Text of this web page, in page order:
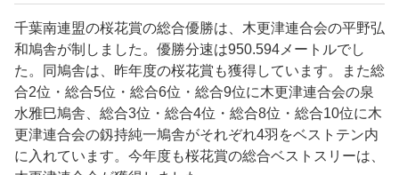
千葉南連盟の桜花賞の総合優勝は、木更津連合会の平野弘
和鳩舎が制しました。優勝分速は950.594 メートルでし
た。同鳩舎は、昨年度の桜花賞も獲得しています。また総
合2位・総合5位・総合6位・総合9位に木更津連合会の泉
水雅巳鳩舎、総合3位・総合4位・総合8位・総合10位に木
更津連合会の釼持純一鳩舎がそれぞれ4羽をベストテン内
に入れています。今年度も桜花賞の総合ベストスリーは、